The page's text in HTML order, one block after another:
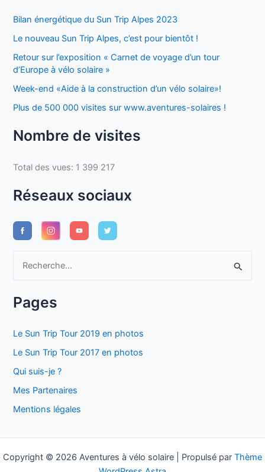
Bilan énergétique du Sun Trip Alpes 2023
Le nouveau Sun Trip Alpes, c’est pour bientôt !
Retour sur l’exposition « Carnet de voyage d’un tour
d’Europe à vélo solaire »
Week-end «Aide à la construction d’un vélo solaire»!
Plus de 500 000 visites sur www.aventures-solaires !
Nombre de visites
Total des vues: 1 399 217
Réseaux sociaux
h
e
r
Pages
Le Sun Trip Tour 2019 en photos
Le Sun Trip Tour 2017 en photos
Qui suis-je ?
Mes Partenaires
Mentions légales
Copyright © 2026 Aventures à vélo solaire | Propulsé par Thème